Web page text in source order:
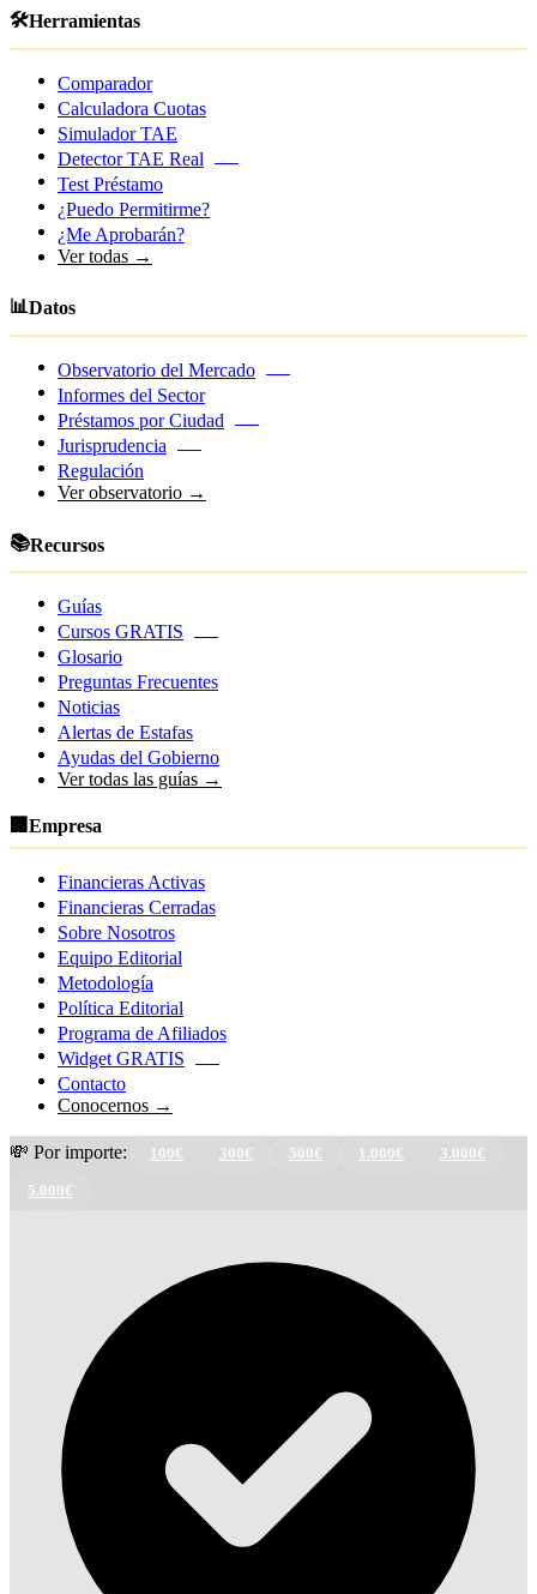
🛠️Herramientas
Comparador
Calculadora Cuotas
Simulador TAE
Detector TAE Real
Test Préstamo
¿Puedo Permitirme?
¿Me Aprobarán?
Ver todas →
📊Datos
Observatorio del Mercado
Informes del Sector
Préstamos por Ciudad
Jurisprudencia
Regulación
Ver observatorio →
📚Recursos
Guías
Cursos GRATIS
Glosario
Preguntas Frecuentes
Noticias
Alertas de Estafas
Ayudas del Gobierno
Ver todas las guías →
🏢 Empresa
Financieras Activas
Financieras Cerradas
Sobre Nosotros
Equipo Editorial
Metodología
Política Editorial
Programa de Afiliados
Widget GRATIS
Contacto
Conocernos →
💸 Por importe: 100€ 300€ 500€ 1.000€ 3.000€
5.000€